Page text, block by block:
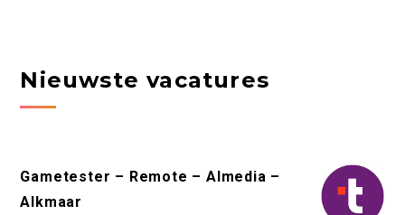
Nieuwste vacatures
Gametester – Remote – Almedia –
Alkmaar